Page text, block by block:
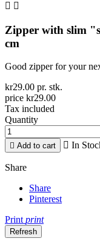
 
Zipper with slim
cm
Good zipper for your
kr29.00 pr. stk.
price kr29.00
Tax included
Quantity
 Add to cart  In
Share
Share
Pinterest
Printprint